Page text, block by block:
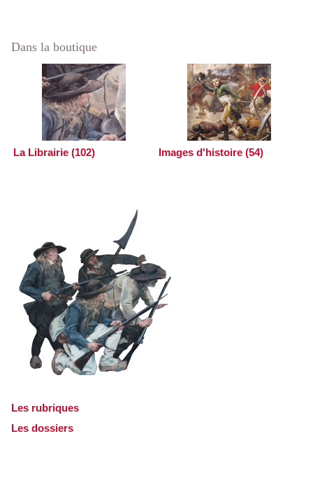
Les rubriques
Les dossiers
Dans la boutique
La Librairie (102) Images d'histoire (54)